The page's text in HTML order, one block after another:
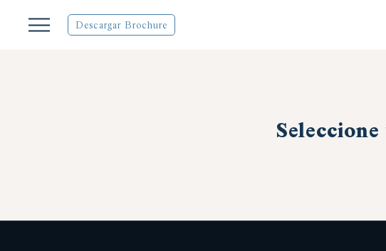
Descargar Brochure